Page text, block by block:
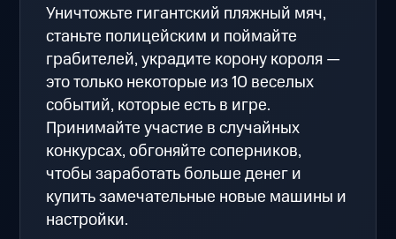
Уничтожьте гигантский пляжный мяч,
станьте полицейским и поймайте
грабителей, украдите корону короля —
это только некоторые из 10 веселых
событий, которые есть в игре.
Принимайте участие в случайных
конкурсах, обгоняйте соперников,
чтобы заработать больше денег и
купить замечательные новые машины и
настройки.